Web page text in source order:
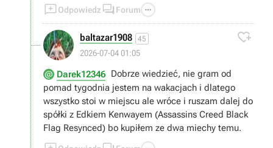
Odpowiedz  Forum 
baltazar1908 45
2026-07-04 01:05

Darek12346 Dobrze wiedzieć, nie gram od
pomad tygodnia jestem na wakacjach i dlatego
wszystko stoi w miejscu ale wróce i ruszam dalej do
spółki z Edkiem Kenwayem (Assassins Creed Black
Flag Resynced) bo kupiłem ze dwa miechy temu.